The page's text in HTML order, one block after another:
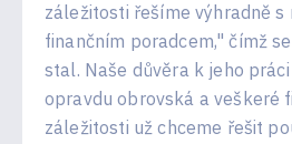
záležitosti řešíme výhradně s
finančním poradcem," čímž
stal. Naše důvěra k jeho
opravdu obrovská a veškeré
záležitosti už chceme řešit